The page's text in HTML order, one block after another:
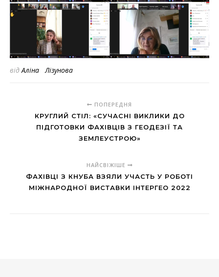
від Аліна Лізунова
ПОПЕРЕДНЯ
КРУГЛИЙ СТІЛ: «СУЧАСНІ ВИКЛИКИ ДО
ПІДГОТОВКИ ФАХІВЦІВ З ГЕОДЕЗІЇ ТА
ЗЕМЛЕУСТРОЮ»
НАЙСВІЖІШЕ
ФАХІВЦІ З КНУБА ВЗЯЛИ УЧАСТЬ У РОБОТІ
МІЖНАРОДНОЇ ВИСТАВКИ ІНТЕРГЕО 2022